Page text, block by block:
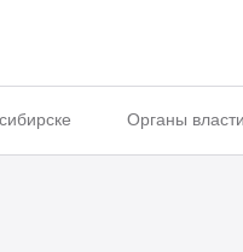
Органы власти